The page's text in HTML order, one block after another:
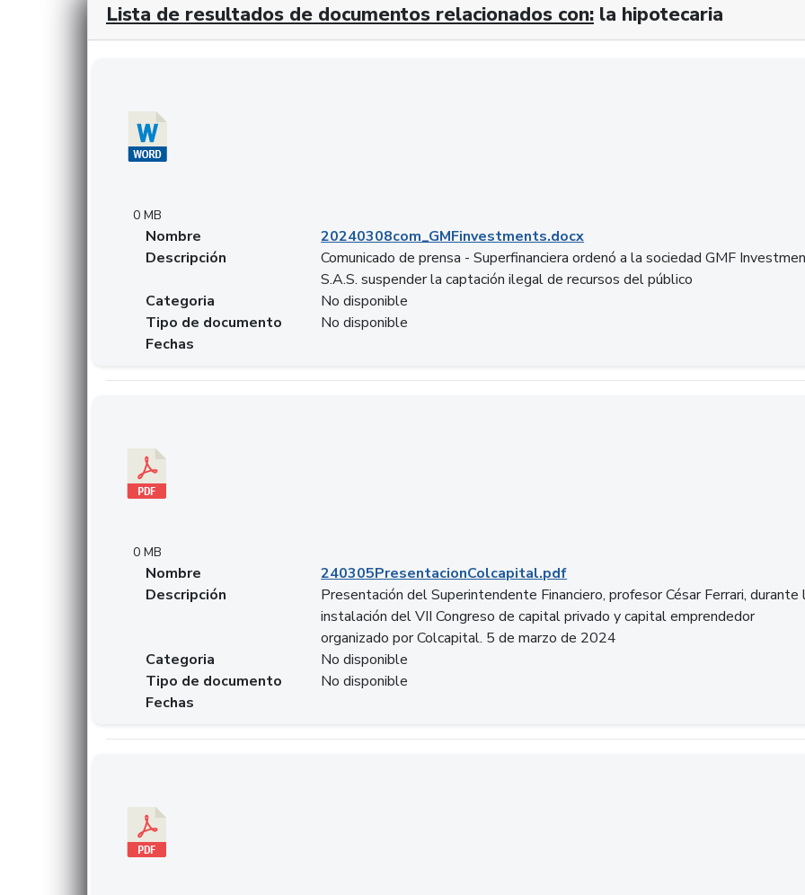
Lista de resultados de documentos relacionados con: la hipotecaria
0 MB
Nombre
20240308com_GMFinvestments.docx
Descripción
Comunicado de prensa - Superfinanciera ordenó a la sociedad GMF
S.A.S. suspender la captación ilegal de recursos del público
Categoria
No disponible
Tipo de documento
No disponible
Fechas
0 MB
Nombre
240305PresentacionColcapital.pdf
Descripción
Presentación del Superintendente Financiero, profesor César Ferrari, durante
instalación del VII Congreso de capital privado y capital emprendedor
organizado por Colcapital. 5 de marzo de 2024
Categoria
No disponible
Tipo de documento
No disponible
Fechas